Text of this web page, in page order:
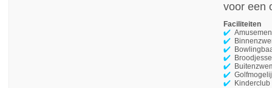
voor een
Faciliteiten
Kinderclub